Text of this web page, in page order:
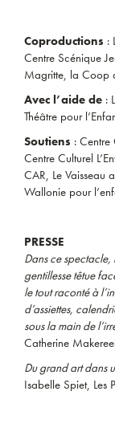
Coproductions :
Centre Scénique
Magritte, la Coop
Avec l’aide de :
Théâtre pour
Soutiens : Centre
Centre Culturel
CAR, Le Vaisseau
Wallonie pour
PRESSE
Dans ce spectacle,
gentillesse têtue
le tout raconté à
d’assiettes,
sous la main de
Catherine
Du grand art dans
Isabelle Spiet, Les